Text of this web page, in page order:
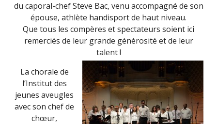
du caporal-chef Steve Bac, venu accompagné de son
épouse, athlète handisport de haut niveau.
Que tous les compères et spectateurs soient ici
remerciés de leur grande générosité et de leur
talent !
La chorale de
l’Institut des
jeunes aveugles
avec son chef de
chœur,